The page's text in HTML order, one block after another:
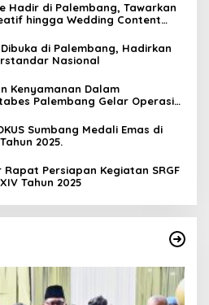
Hadir di Palembang, Tawarkan
hingga Wedding Content
di Palembang, Hadirkan
Nasional
Kenyamanan Dalam
Palembang Gelar Operasi
Sumbang Medali Emas di
2025.
Rapat Persiapan Kegiatan SRGF
Tahun 2025